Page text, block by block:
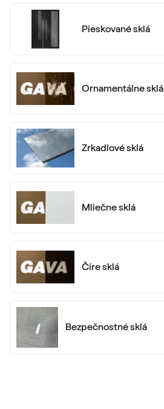
Pieskované sklá
Ornamentálne sklá
Zrkadlové sklá
Mliečne sklá
Číre sklá
Bezpečnostné sklá